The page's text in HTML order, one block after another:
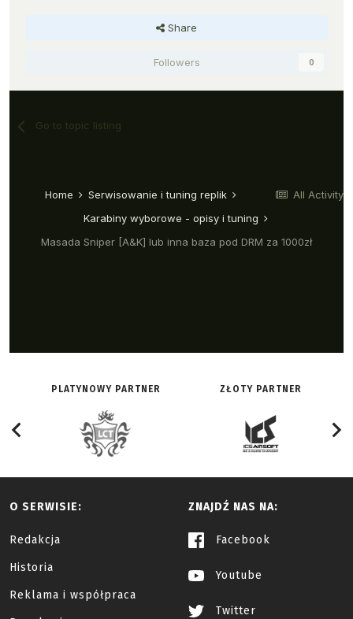
PLATYNOWY PARTNER ZŁOTY PARTNER
O SERWISIE:
Redakcja
Historia
Reklama i współpraca
ZNAJDŹ NAS NA:
Facebook
Youtube
Twitter